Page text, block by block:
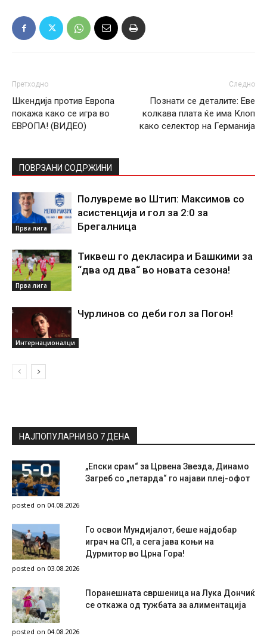
Претходно
Шкендија против Европа
покажа како се игра во
ЕВРОПА! (ВИДЕО)
Следно
Познати се деталите: Еве
колкава плата ќе има Клоп
како селектор на Германија
ПОВРЗАНИ СОДРЖИНИ
Прва лига
Полувреме во Штип: Максимов со
асистенција и гол за 2:0 за
Брегалница
Прва лига
Тиквеш го декласира и Башкими за
“два од два“ во новата сезона!
Интернационалци
Чурлинов со деби гол за Погон!
НАЈПОПУЛАРНИ ВО 7 ДЕНА
„Епски срам“ за Црвена Звезда, Динамо
Загреб со „петарда“ го најави плеј-офот
posted on 04.08.2026
Го освои Мундијалот, беше најдобар
играч на СП, а сега јава коњи на
Дурмитор во Црна Гора!
posted on 03.08.2026
Поранешната свршеница на Лука Дончиќ
се откажа од тужбата за алиментација
posted on 04.08.2026